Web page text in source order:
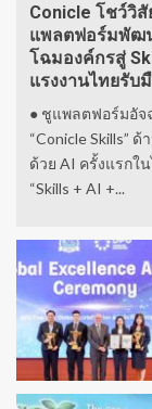
Conicle โชว์วิ
แพลตฟอร์มพัฒ
โฉมองค์กรสู่
แรงงานไทยรับ
● ชูแพลตฟอร์มอัจ
“Conicle Skills”
ด้วย AI ครั้งแรกใ
“Skills + AI +...